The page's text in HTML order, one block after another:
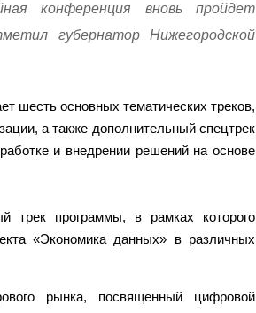
конференция вновь пройдет
губернатор Нижегородской
шесть основных тематических треков,
а также дополнительный спецтрек
и внедрении решений на основе
трек программы, в рамках которого
«Экономика данных» в различных
рынка, посвященный цифровой